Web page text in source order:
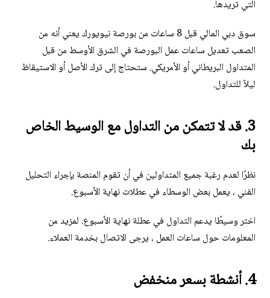
التي تريدها.
سوق دبي المالي قبل 8 ساعات من بورصة نيويورك يعني أنه من
الصعب تعديل ساعات عمل البورصة في الشرق الأوسط من قبل
المتداول البريطاني أو الأمريكي. ستحتاج إلى ترك الأصل أو الاستيقاظ
ليلاً للتداول.
3. قد لا تتمكن من التداول مع الوسيط الخاص
بك
نظرًا لعدم رغبة جميع المتداولين في أن تقوم المنصة بإجراء التحليل
الفني ، يعمل بعض الوسطاء في عطلات نهاية الأسبوع.
اختر وسيطًا يدعم التداول في عطلة نهاية الأسبوع. لمزيد من
المعلومات حول ساعات العمل ، يرجى الاتصال بخدمة العملاء.
4. أنشطة بسعر منخفض